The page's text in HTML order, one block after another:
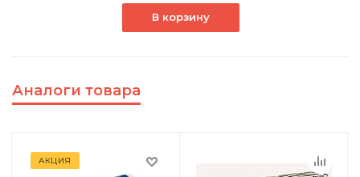
В корзину
Аналоги товара
АКЦИЯ